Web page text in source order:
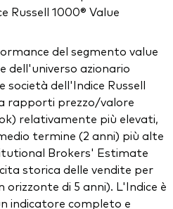
Russell 1000® Value
del segmento value
dell'universo azionario
società dell'Indice Russell
rapporti prezzo/valore
relativamente più elevati,
termine (2 anni) più alte
Brokers' Estimate
storica delle vendite per
orizzonte di 5 anni). L'Indice è
indicatore completo e